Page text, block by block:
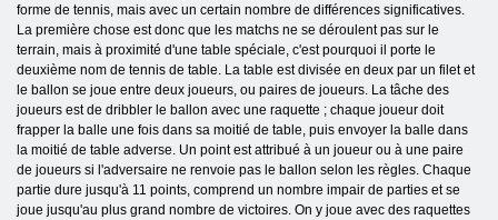
forme de tennis, mais avec un certain nombre de différences significatives.
La première chose est donc que les matchs ne se déroulent pas sur le
terrain, mais à proximité d'une table spéciale, c'est pourquoi il porte le
deuxième nom de tennis de table. La table est divisée en deux par un filet et
le ballon se joue entre deux joueurs, ou paires de joueurs. La tâche des
joueurs est de dribbler le ballon avec une raquette ; chaque joueur doit
frapper la balle une fois dans sa moitié de table, puis envoyer la balle dans
la moitié de table adverse. Un point est attribué à un joueur ou à une paire
de joueurs si l'adversaire ne renvoie pas le ballon selon les règles. Chaque
partie dure jusqu'à 11 points, comprend un nombre impair de parties et se
joue jusqu'au plus grand nombre de victoires. On y joue avec des raquettes